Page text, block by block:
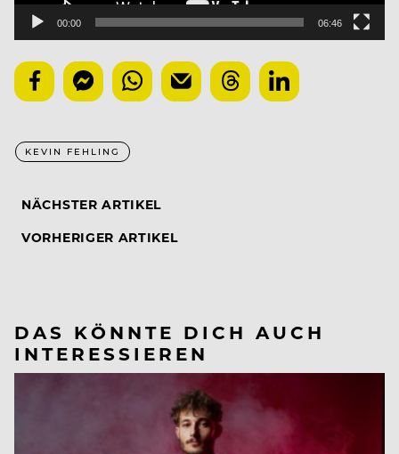
00:00 06:46
KEVIN FEHLING
NÄCHSTER ARTIKEL
VORHERIGER ARTIKEL
DAS KÖNNTE DICH AUCH
INTERESSIEREN